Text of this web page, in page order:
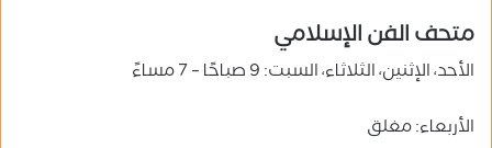
متحف الفن الإسلامي
الأحد، الإثنين، الثلاثاء، السبت: 9 صباحًا – 7 مساءً
الأربعاء: مغلق